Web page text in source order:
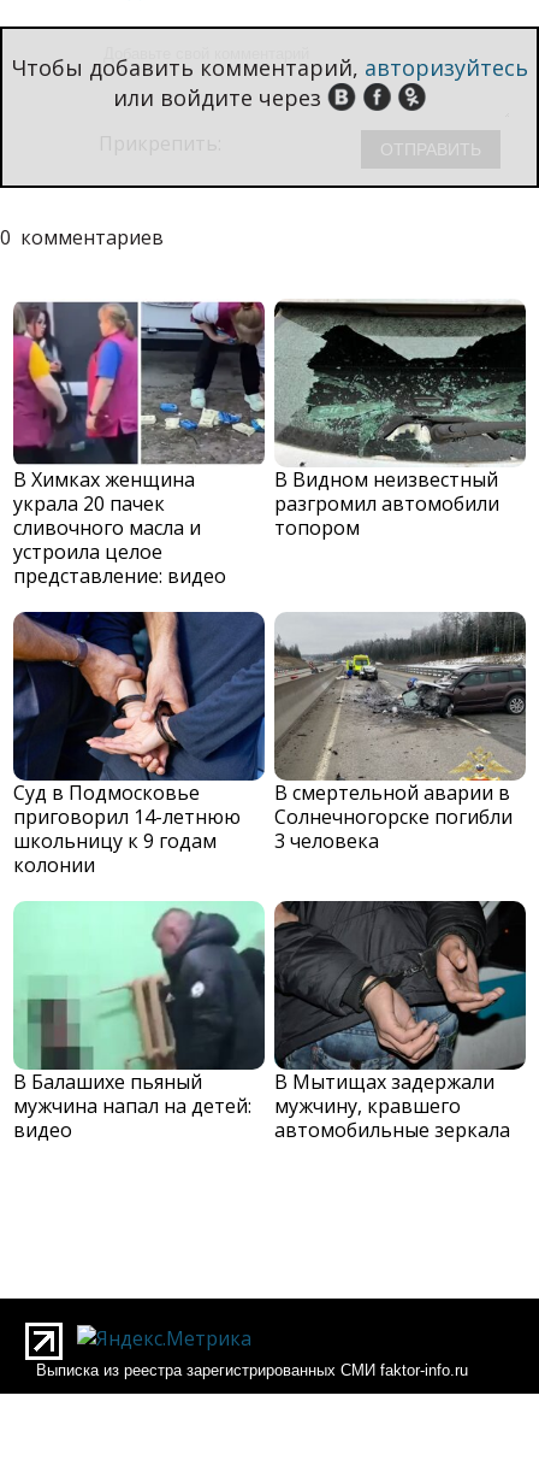
Чтобы добавить комментарий, авторизуйтесь
или войдите через
0 комментариев
В Химках женщина
украла 20 пачек
сливочного масла и
устроила целое
представление: видео
В Видном неизвестный
разгромил автомобили
топором
Суд в Подмосковье
приговорил 14-летнюю
школьницу к 9 годам
колонии
В смертельной аварии в
Солнечногорске погибли
3 человека
В Балашихе пьяный
мужчина напал на детей:
видео
В Мытищах задержали
мужчину, кравшего
автомобильные зеркала
Выписка из реестра зарегистрированных СМИ faktor-info.ru